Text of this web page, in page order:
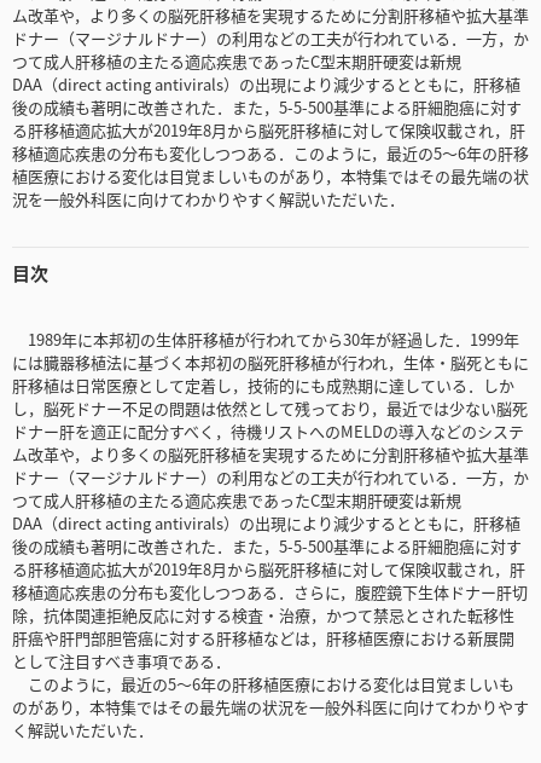
ム改革や，より多くの脳死肝移植を実現するために分割肝移植や拡大基準
ドナー（マージナルドナー）の利用などの工夫が行われている．一方，か
つて成人肝移植の主たる適応疾患であったC型末期肝硬変は新規
DAA（direct acting antivirals）の出現により減少するとともに，肝移植
後の成績も著明に改善された．また，5-5-500基準による肝細胞癌に対す
る肝移植適応拡大が2019年8月から脳死肝移植に対して保険収載され，肝
移植適応疾患の分布も変化しつつある．このように，最近の5～6年の肝移
植医療における変化は目覚ましいものがあり，本特集ではその最先端の状
況を一般外科医に向けてわかりやすく解説いただいた．
目次
1989年に本邦初の生体肝移植が行われてから30年が経過した．1999年
には臓器移植法に基づく本邦初の脳死肝移植が行われ，生体・脳死ともに
肝移植は日常医療として定着し，技術的にも成熟期に達している．しか
し，脳死ドナー不足の問題は依然として残っており，最近では少ない脳死
ドナー肝を適正に配分すべく，待機リストへのMELDの導入などのシステ
ム改革や，より多くの脳死肝移植を実現するために分割肝移植や拡大基準
ドナー（マージナルドナー）の利用などの工夫が行われている．一方，か
つて成人肝移植の主たる適応疾患であったC型末期肝硬変は新規
DAA（direct acting antivirals）の出現により減少するとともに，肝移植
後の成績も著明に改善された．また，5-5-500基準による肝細胞癌に対す
る肝移植適応拡大が2019年8月から脳死肝移植に対して保険収載され，肝
移植適応疾患の分布も変化しつつある．さらに，腹腔鏡下生体ドナー肝切
除，抗体関連拒絶反応に対する検査・治療，かつて禁忌とされた転移性
肝癌や肝門部胆管癌に対する肝移植などは，肝移植医療における新展開
として注目すべき事項である．
このように，最近の5～6年の肝移植医療における変化は目覚ましいも
のがあり，本特集ではその最先端の状況を一般外科医に向けてわかりやす
く解説いただいた．